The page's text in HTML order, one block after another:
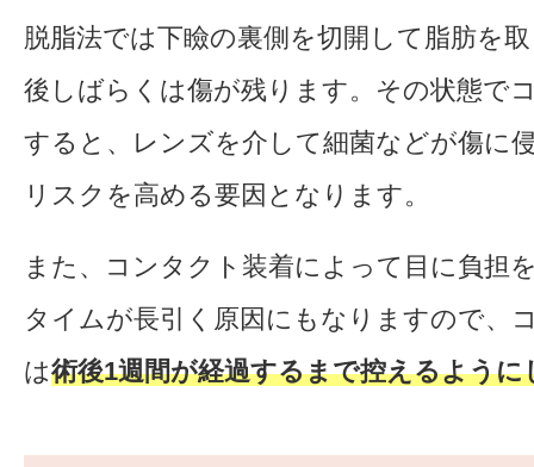
脱脂法では下瞼の裏側を切開して脂肪を
後しばらくは傷が残ります。その状態で
すると、レンズを介して細菌などが傷に
リスクを高める要因となります。
また、コンタクト装着によって目に負担
タイムが長引く原因にもなりますので、
は術後1週間が経過するまで控えるように